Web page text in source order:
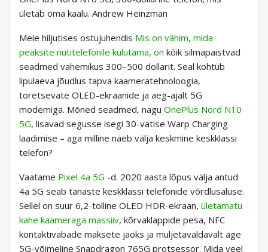
ületab oma kaalu. Andrew Heinzman
Meie hiljutises ostujuhendis Mis on vähim, mida
peaksite nutitelefonile kulutama, on kõik silmapaistvad
seadmed vahemikus 300–500 dollarit. Seal kohtub
lipulaeva jõudlus tapva kaameratehnoloogia,
toretsevate OLED-ekraanide ja aeg-ajalt 5G
modemiga. Mõned seadmed, nagu OnePlus Nord N10
5G, lisavad segusse isegi 30-vatise Warp Charging
laadimise – aga milline näeb välja keskmine keskklassi
telefon?
Vaatame Pixel 4a 5G -d. 2020 aasta lõpus välja antud
4a 5G seab tänaste keskklassi telefonide võrdlusaluse.
Sellel on suur 6,2-tolline OLED HDR-ekraan, ületamatu
kahe kaameraga massiiv, kõrvaklappide pesa, NFC
kontaktivabade maksete jaoks ja muljetavaldavalt äge
5G-võimeline Snapdragon 765G protsessor. Mida veel